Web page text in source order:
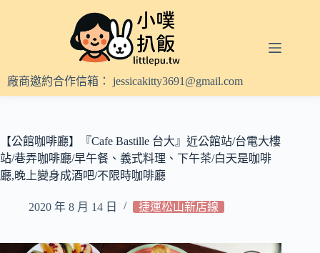
內
容
廠商邀約合作信箱： jessicakitty3691@gmail.com
【公館咖啡廳】『Cafe Bastille 台大』近公館站/台電大樓
站/巷弄咖啡廳/早午餐、義式料理、下午茶/白天是咖啡
廳,晚上變身成酒吧/不限時咖啡廳
2020 年 8 月 14 日 捷運松山新店線